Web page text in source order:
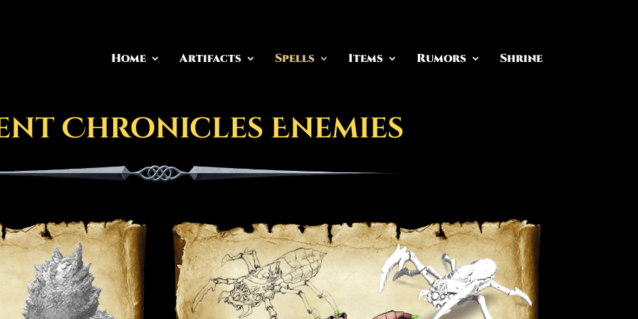
Home Artifacts Spells Items Rumors Shrine
Chronicles Enemies